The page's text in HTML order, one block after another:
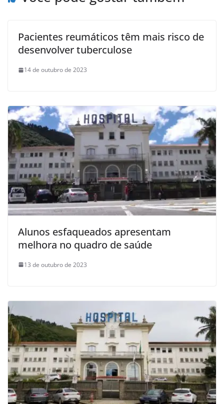
Pacientes reumáticos têm mais risco de
desenvolver tuberculose
14 de outubro de 2023
Alunos esfaqueados apresentam
melhora no quadro de saúde
13 de outubro de 2023